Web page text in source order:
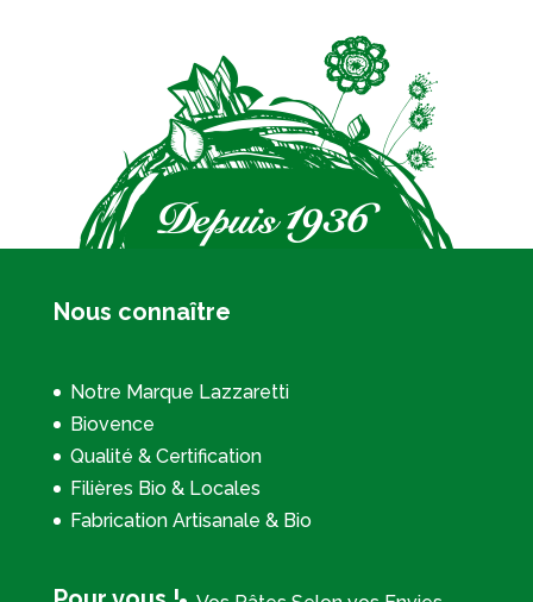
Nous connaître
Notre Marque Lazzaretti
Biovence
Qualité & Certification
Filières Bio & Locales
Fabrication Artisanale & Bio